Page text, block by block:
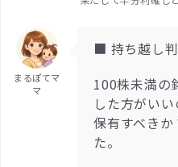
まるぽてマ
マ
■ 持ち越し
100株未満の
した方がい
保有すべき
た。